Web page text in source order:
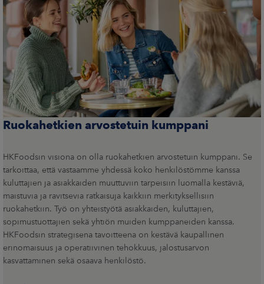
Ruokahetkien arvostetuin kumppani
HKFoodsin visiona on olla ruokahetkien arvostetuin kumppani. Se
tarkoittaa, että vastaamme yhdessä koko henkilöstömme kanssa
kuluttajien ja asiakkaiden muuttuviin tarpeisiin luomalla kestäviä,
maistuvia ja ravitsevia ratkaisuja kaikkiin merkityksellisiin
ruokahetkiin. Työ on yhteistyötä asiakkaiden, kuluttajien,
sopimustuottajien sekä yhtiön muiden kumppaneiden kanssa.
HKFoodsin strategisena tavoitteena on kestävä kaupallinen
erinomaisuus ja operatiivinen tehokkuus, jalostusarvon
kasvattaminen sekä osaava henkilöstö.